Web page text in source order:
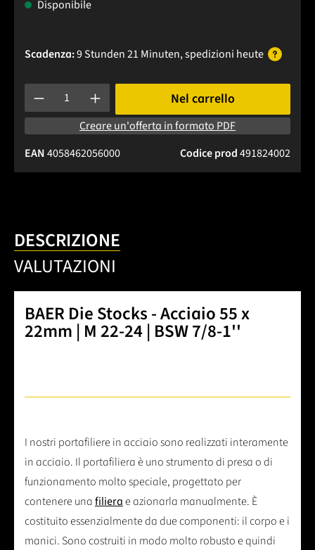
Disponibile
Scadenza:9 Stunden 21 Minuten, spedizioni heute
Quantità del prodotto: inserisci la quantità desiderata o
Nel carrello
Creare un'offerta in formato PDF
Codice prod491824002
EAN4058462056000
DESCRIZIONE
VALUTAZIONI
BAER Die Stocks - Acciaio 55 x
22mm | M 22-24 | BSW 7/8-1''
I nostri portafiliere in acciaio sono realizzati interamente
in acciaio. Il portafiliera è uno strumento di presa o di
funzionamento molto speciale, progettato per
contenere unafilierae azionarla manualmente. È
costituito essenzialmente da due componenti: il corpo e i
manici. Sono costruiti in modo molto robusto e quindi